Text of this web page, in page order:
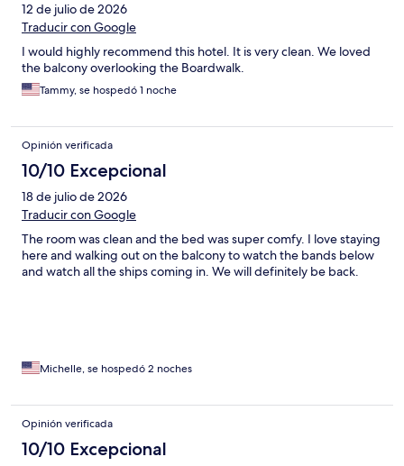
12 de julio de 2026
Traducir con Google
I would highly recommend this hotel. It is very clean. We loved
the balcony overlooking the Boardwalk.
Tammy, se hospedó 1 noche
Opinión verificada
10/10 Excepcional
18 de julio de 2026
Traducir con Google
The room was clean and the bed was super comfy. I love staying
here and walking out on the balcony to watch the bands below
and watch all the ships coming in. We will definitely be back.
Michelle, se hospedó 2 noches
Opinión verificada
10/10 Excepcional